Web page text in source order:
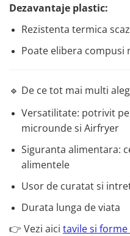
Dezavantaje plastic:
Rezistenta termica
Poate elibera
🔹 De ce tot mai multi
Versatilitate: potrivit
microunde si Airfryer
Siguranta alimentara:
alimentele
Usor de curatat si
Durata lunga de viata
👉 Vezi aici tavile si